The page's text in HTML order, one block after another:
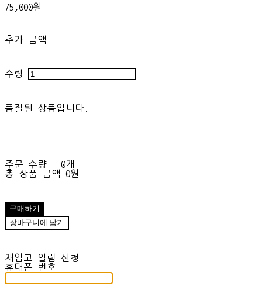
75,000원
추가 금액
수량
품절된 상품입니다.
주문 수량
0개
총 상품 금액
0원
구매하기
장바구니에 담기
재입고 알림 신청
휴대폰 번호